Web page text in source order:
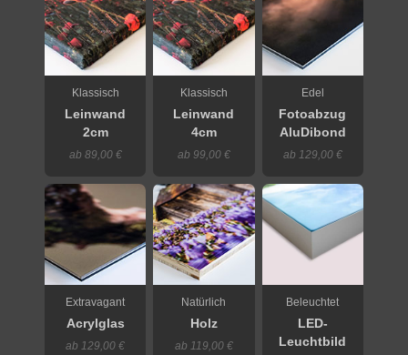
Klassisch
Leinwand
2cm
ab 89,00 €
Klassisch
Leinwand
4cm
ab 99,00 €
Edel
Fotoabzug
AluDibond
ab 129,00 €
Extravagant
Acrylglas
ab 129,00 €
Natürlich
Holz
ab 119,00 €
Beleuchtet
LED-
Leuchtbild